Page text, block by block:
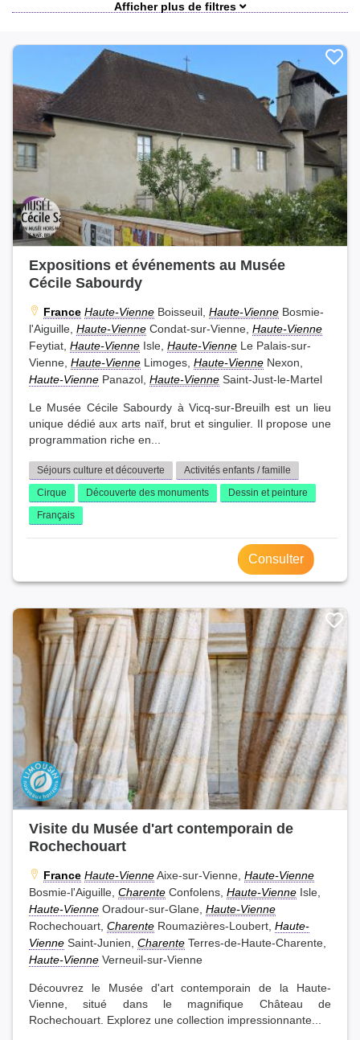
Centres de loisirs (4)
Vacances en famille (3)
Ateliers et stages (2)
Colonies de vacances (1)
Colonies sportives (1)
Stages sportifs (1)
Expositions et événements au Musée
Cécile Sabourdy
France Haute-Vienne Boisseuil, Haute-Vienne Bosmie-
l'Aiguille, Haute-Vienne Condat-sur-Vienne, Haute-Vienne
Feytiat, Haute-Vienne Isle, Haute-Vienne Le Palais-sur-
Vienne, Haute-Vienne Limoges, Haute-Vienne Nexon,
Haute-Vienne Panazol, Haute-Vienne Saint-Just-le-Martel
Le Musée Cécile Sabourdy à Vicq-sur-Breuilh est un lieu
unique dédié aux arts naïf, brut et singulier. Il propose une
programmation riche en...
Séjours culture et découverte
Activités enfants / famille
Cirque
Découverte des monuments
Dessin et peinture
Français
Consulter
Visite du Musée d'art contemporain de
Rochechouart
France Haute-VienneAixe-sur-Vienne, Haute-Vienne
Bosmie-l'Aiguille, Charente Confolens, Haute-Vienne Isle,
Haute-Vienne Oradour-sur-Glane, Haute-Vienne
Rochechouart, Charente Roumazières-Loubert, Haute-
Vienne Saint-Junien, Charente Terres-de-Haute-Charente,
Haute-Vienne Verneuil-sur-Vienne
Découvrez le Musée d'art contemporain de la Haute-
Vienne, situé dans le magnifique Château de
Rochechouart. Explorez une collection impressionnante...